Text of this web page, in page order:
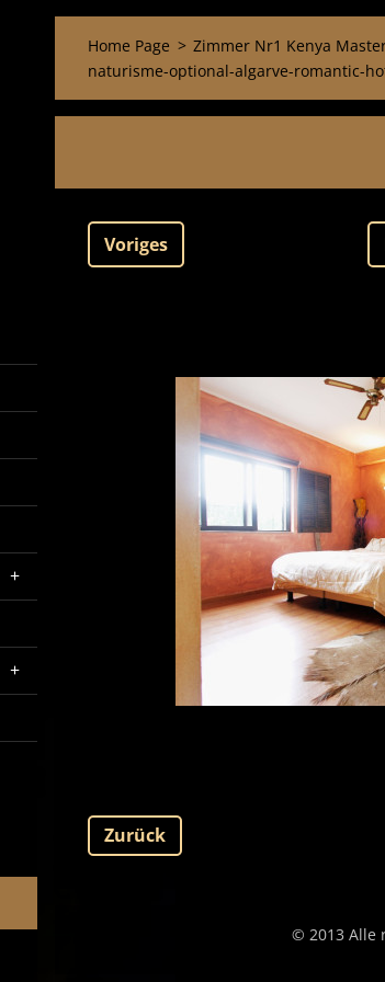
Home Page > Zimmer Nr1 Kenya
naturisme-optional-algarve-romantic-
Voriges
Zurück
© 2013 Alle